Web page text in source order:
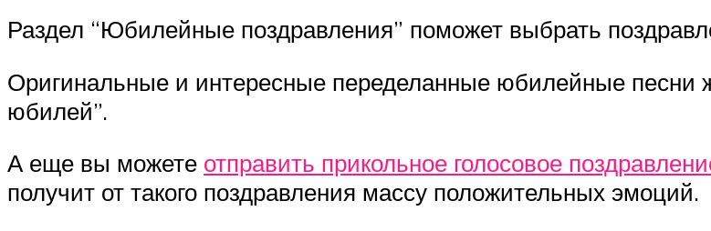
Раздел “Юбилейные поздравления” поможет выбрать
Оригинальные и интересные переделанные юбилейные песни
юбилей”.
А еще вы можете отправить прикольное голосовое
получит от такого поздравления массу положительных эмоций.